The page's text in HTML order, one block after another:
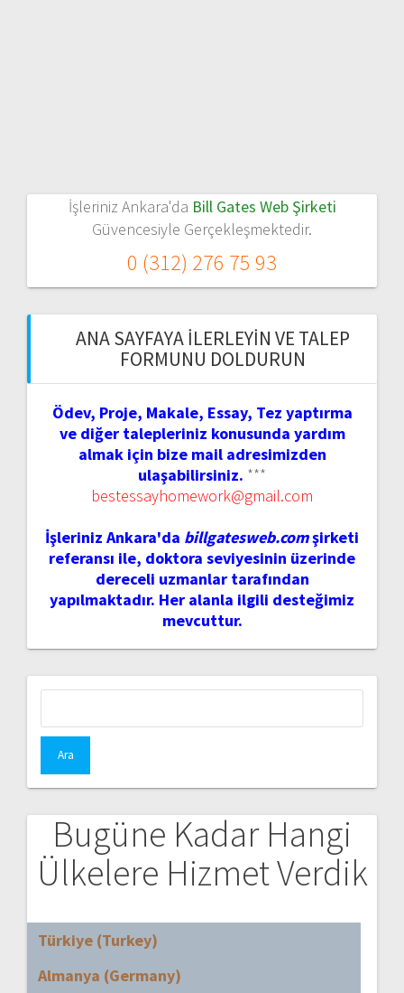
İşleriniz Ankara'da Bill Gates Web Şirketi
Güvencesiyle Gerçekleşmektedir.
0 (312) 276 75 93
ANA SAYFAYA İLERLEYIN VE TALEP
FORMUNU DOLDURUN
Ödev, Proje, Makale, Essay, Tez yaptırma
ve diğer talepleriniz konusunda yardım
almak için bize mail adresimizden
ulaşabilirsiniz. ***
bestessayhomework@gmail.com
İşleriniz Ankara'da billgatesweb.comşirketi
referansı ile, doktora seviyesinin üzerinde
dereceli uzmanlar tarafından
yapılmaktadır. Her alanla ilgili desteğimiz
mevcuttur.
Bugüne Kadar Hangi
Ülkelere Hizmet Verdik
Türkiye (Turkey)
Almanya (Germany)